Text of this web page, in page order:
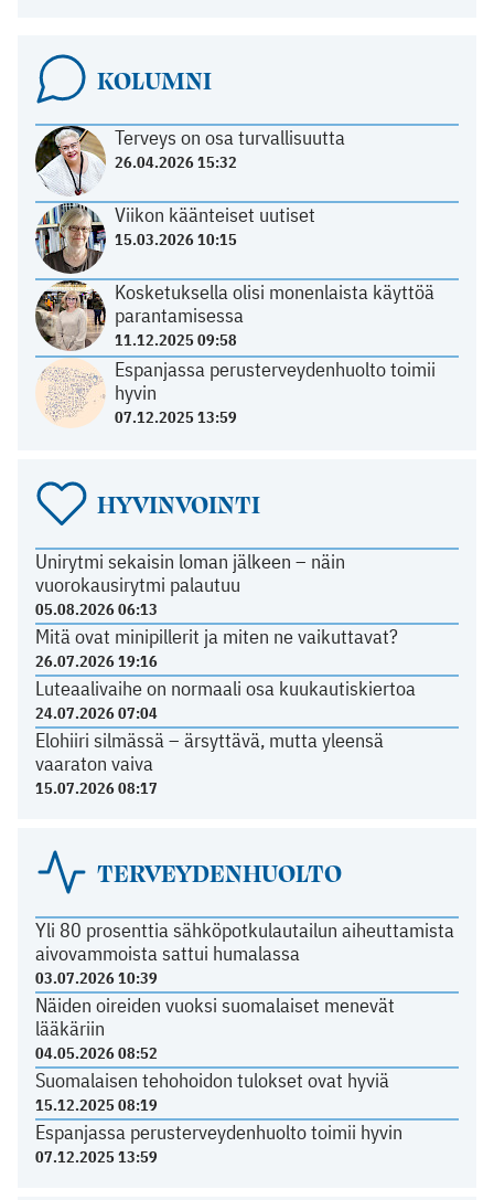
KOLUMNI
Terveys on osa turvallisuutta
26.04.2026 15:32
Viikon käänteiset uutiset
15.03.2026 10:15
Kosketuksella olisi monenlaista käyttöä
parantamisessa
11.12.2025 09:58
Espanjassa perusterveydenhuolto toimii
hyvin
07.12.2025 13:59
HYVINVOINTI
Unirytmi sekaisin loman jälkeen – näin
vuorokausirytmi palautuu
05.08.2026 06:13
Mitä ovat minipillerit ja miten ne vaikuttavat?
26.07.2026 19:16
Luteaalivaihe on normaali osa kuukautiskiertoa
24.07.2026 07:04
Elohiiri silmässä – ärsyttävä, mutta yleensä
vaaraton vaiva
15.07.2026 08:17
TERVEYDENHUOLTO
Yli 80 prosenttia sähköpotkulautailun aiheuttamista
aivovammoista sattui humalassa
03.07.2026 10:39
Näiden oireiden vuoksi suomalaiset menevät
lääkäriin
04.05.2026 08:52
Suomalaisen tehohoidon tulokset ovat hyviä
15.12.2025 08:19
Espanjassa perusterveydenhuolto toimii hyvin
07.12.2025 13:59